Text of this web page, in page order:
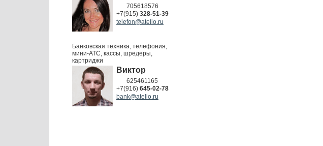
705618576
+7(915) 328-51-39
telefon@atelio.ru
Банковская техника, телефония,
мини-АТС, кассы, шредеры,
картриджи
Виктор
625461165
+7(916) 645-02-78
bank@atelio.ru